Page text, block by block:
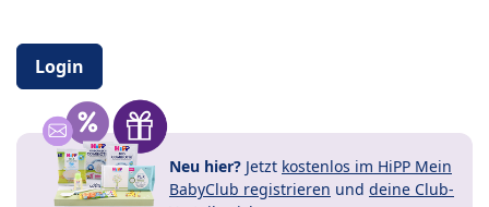
Login
Neu hier? Jetzt kostenlos im HiPP Mein
BabyClub registrieren und deine Club-